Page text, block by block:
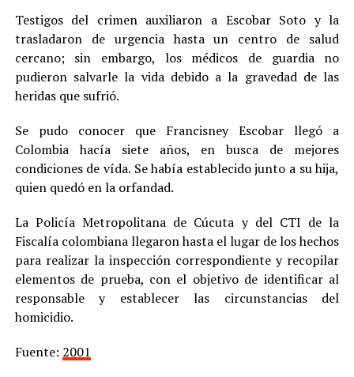
Testigos del crimen auxiliaron a Escobar Soto y la
trasladaron de urgencia hasta un centro de salud
cercano; sin embargo, los médicos de guardia no
pudieron salvarle la vida debido a la gravedad de las
heridas que sufrió.
Se pudo conocer que Francisney Escobar llegó a
Colombia hacía siete años, en busca de mejores
condiciones de vída. Se había establecido junto a su hija,
quien quedó en la orfandad.
La Policía Metropolitana de Cúcuta y del CTI de la
Fiscalía colombiana llegaron hasta el lugar de los hechos
para realizar la inspección correspondiente y recopilar
elementos de prueba, con el objetivo de identificar al
responsable y establecer las circunstancias del
homicidio.
Fuente: 2001